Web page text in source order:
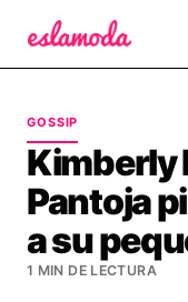
GOSSIP
Kimberly
Pantoja
a su
1 MIN DE LECTURA